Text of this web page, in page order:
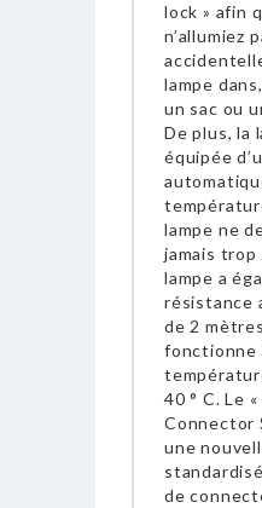
lock » afin
n’allumiez
lampe
un sac ou
De plus, la
équipée
lampe ne
jamais trop
lampe a
résistance
de 2
fonctionne
40 ° C. Le
Connector
une
de